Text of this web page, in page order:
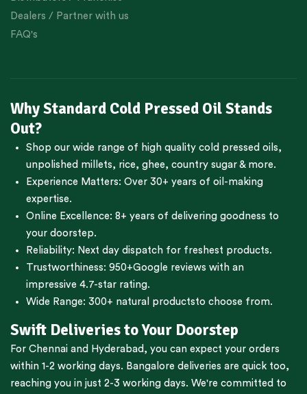
Dealers / Partner with us
FAQ's
Why Standard Cold Pressed Oil Stands
Out?
Shop our wide range of high quality cold pressed oils,
unpolished millets, rice, ghee, country sugar & more.
Experience Matters: Over 30+ years of oil-making
expertise.
Online Excellence: 8+ years of delivering goodness to
your doorstep.
Reliability: Next day dispatch for freshest products.
Trustworthiness: 950+Google reviews with an
impressive 4.7-star rating.
Wide Range: 300+ natural productsto choose from.
Swift Deliveries to Your Doorstep
For Chennai and Hyderabad , you can expect your orders
within 1-2 working days. Bangalore deliveries are quick too,
reaching you in just 2-3 working days. We're committed to